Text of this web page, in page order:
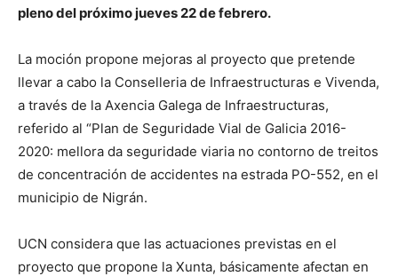
pleno del próximo jueves 22 de febrero.
La moción propone mejoras al proyecto que pretende
llevar a cabo la Conselleria de Infraestructuras e Vivenda,
a través de la Axencia Galega de Infraestructuras,
referido al “Plan de Seguridade Vial de Galicia 2016-
2020: mellora da seguridade viaria no contorno de treitos
de concentración de accidentes na estrada PO-552, en el
municipio de Nigrán.
UCN considera que las actuaciones previstas en el
proyecto que propone la Xunta, básicamente afectan en